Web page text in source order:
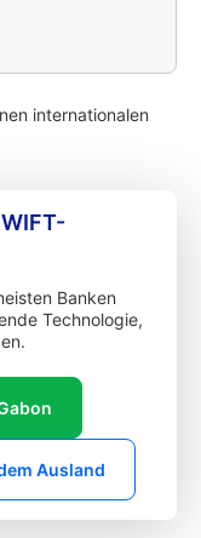
internationalen
Banken
Technologie,
Ausland